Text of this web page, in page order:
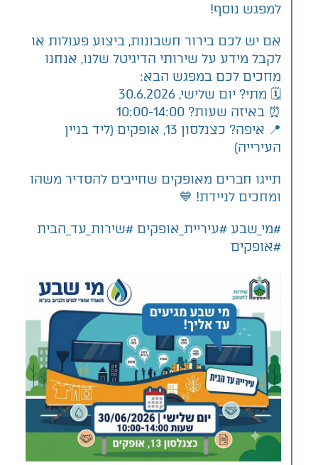
למפגש נוסף!
​אם יש לכם בירור חשבונות, ביצוע פעולות או
לקבל מידע על שירותי הדיגיטל שלנו, אנחנו
מחכים לכם במפגש הבא:
​🗓️ מתי? יום שלישי, 30.6.2026
⏰ באיזה שעות? 10:00-14:00
📍 איפה? כצנלסון 13, אופקים (ליד בניין
העירייה)
​תייגו חברים מאופקים שחייבים להסדיר משהו
ומחכים לניידת! 💙
​#מי_שבע #עיריית_אופקים #שירות_עד_הבית
#אופקים